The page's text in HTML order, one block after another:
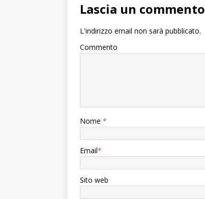
Lascia un commento
L'indirizzo email non sarà pubblicato.
Commento
Nome *
Email*
Sito web